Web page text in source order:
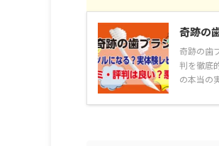
奇跡の
奇跡の歯
判を徹底
の本当の